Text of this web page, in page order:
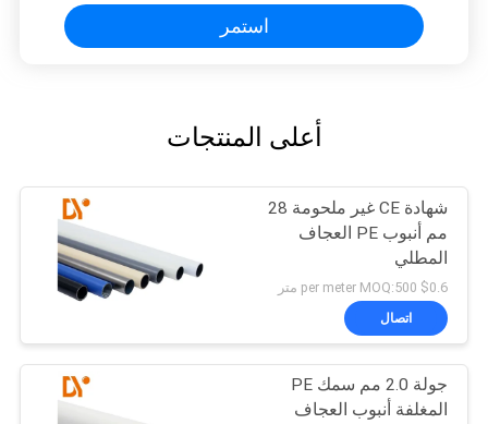
استمر
أعلى المنتجات
شهادة CE غير ملحومة 28
مم أنبوب PE العجاف
المطلي
$0.6 per meter MOQ:500 متر
اتصال
جولة 2.0 مم سمك PE
المغلفة أنبوب العجاف